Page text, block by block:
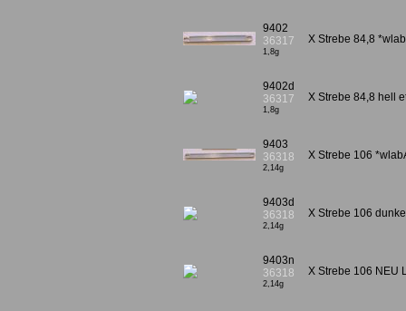
9402
36317
1,8g
X Strebe 84,8
9402d
36317
1,8g
X Strebe 84,8 hell
9403
36318
2,14g
X Strebe 106
9403d
36318
2,14g
X Strebe 106
9403n
36318
2,14g
X Strebe 106 NEU